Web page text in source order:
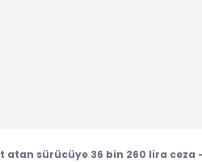
atan sürücüye 36 bin 260 lira ceza